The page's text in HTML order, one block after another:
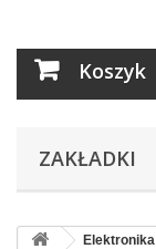
Koszyk
ZAKŁADKI
Elektronika